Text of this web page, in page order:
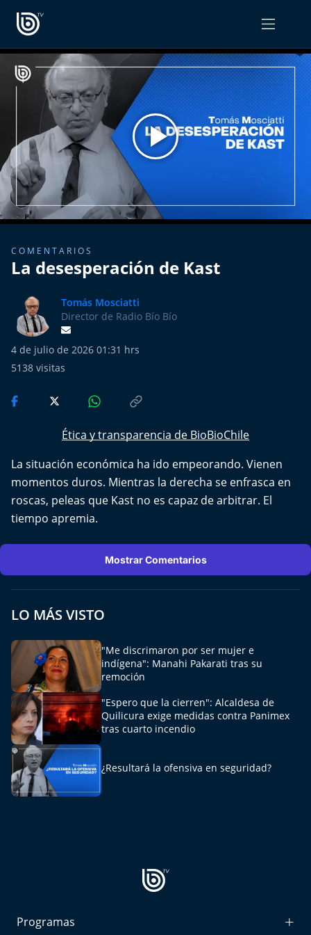
PROGRAMAS
Radiograma
Expreso Bío Bío
Podría Ser Peor
La Entrevista de Tomás Mosciatti
Entrevistas BioBioTV
Comentarios de Tomás Mosciatti
Más de Ti Podcast
Realizadores
Más de 100 Días
Tu Mereces Ser Feliz
Cultura y Espectáculos
Deportes
Conexión Digital
La Ruta del Pulsar
Psicología Abierta
OPINIÓN
PODCAST RADIOGRAMA
COMENTARIOS
La desesperación de Kast
Tomás Mosciatti
Director de Radio Bío Bío
4 de julio de 2026 01:31 hrs
5138 visitas
Ética y transparencia de BioBioChile
La situación económica ha ido empeorando. Vienen
momentos duros. Mientras la derecha se enfrasca en
roscas, peleas que Kast no es capaz de arbitrar. El
tiempo apremia.
Mostrar Comentarios
LO MÁS VISTO
"Me discrimaron por ser mujer e
indígena": Manahi Pakarati tras su
remoción
"Espero que la cierren": Alcaldesa de
Quilicura exige medidas contra Panimex
tras cuarto incendio
¿Resultará la ofensiva en seguridad?
Programas